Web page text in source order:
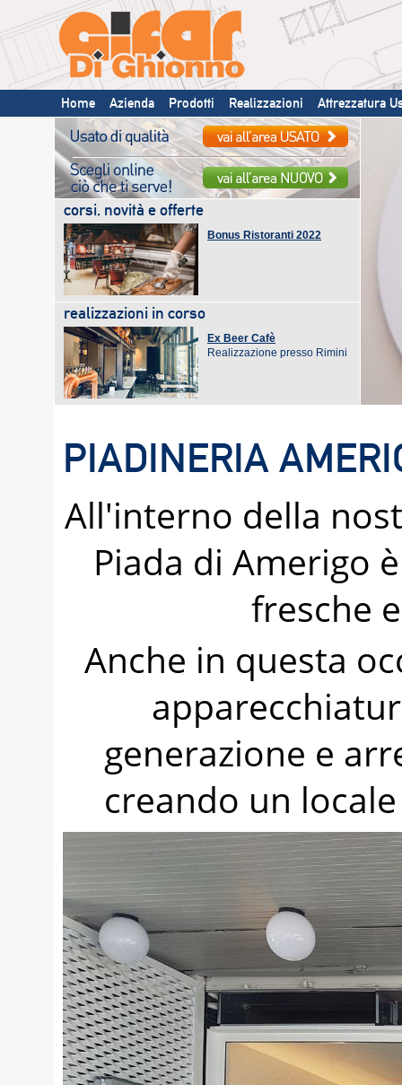
Home Azienda Prodotti Realizzazioni Attrezzatura
corsi, novità e offerte
Bonus Ristoranti 2022
realizzazioni in corso
Ex Beer Cafè
Realizzazione presso Rimini
Hotel
PIADINERIA
All'interno della
Piada di Amerigo
fresche
Anche in questa
generazione e
creando un